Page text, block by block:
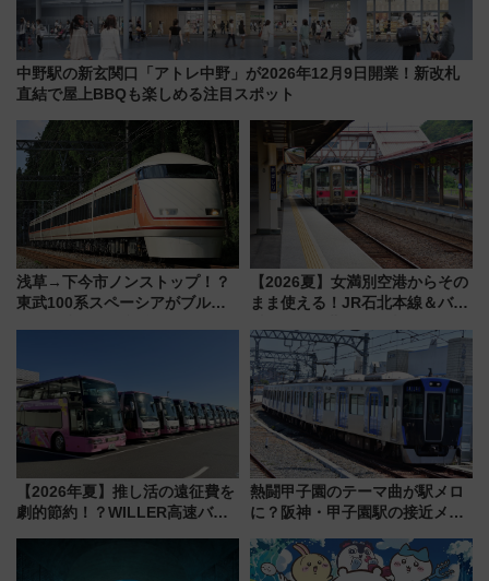
中野駅の新玄関口「アトレ中野」が2026年12月9日開業！新改札
直結で屋上BBQも楽しめる注目スポット
浅草→下今市ノンストップ！？
東武100系スペーシアがブルー
時刻や特急券の買い方を紹介
【2026夏】女満別空港からその
まま使える！JR石北本線＆バス
ーパス」でおトクに道東観光
（8/3発売）
【2026年夏】推し活の遠征費を
劇的節約！？WILLER高速バス
熱闘甲子園のテーマ曲が駅メロ
に？阪神・甲子園駅の接近メロ
谷実アレンジの特別仕様へ、8月
5日始発から